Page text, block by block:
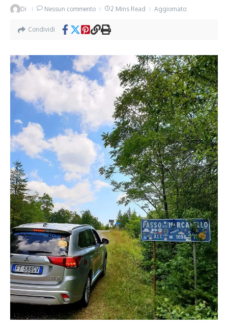
Di Nessun commento 2 Mins Read Aggiornato:
Condividi